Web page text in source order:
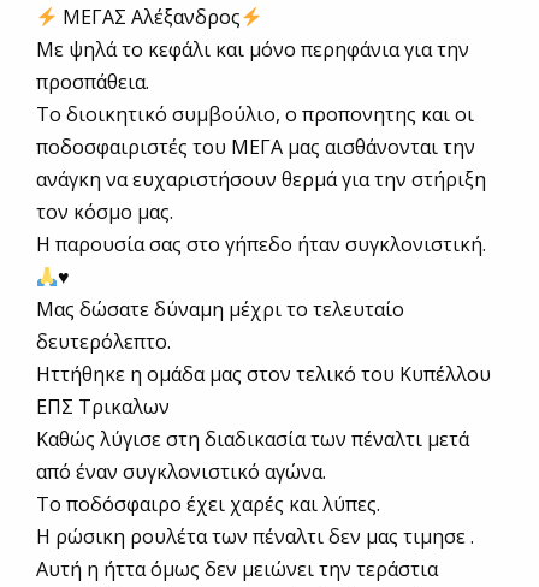
ΜΕΓΑΣ Αλέξανδρος
Με ψηλά το κεφάλι και μόνο περηφάνια για την
προσπάθεια.
Το διοικητικό συμβούλιο, ο προπονητης και οι
ποδοσφαιριστές του ΜΕΓΑ μας αισθάνονται την
ανάγκη να ευχαριστήσουν θερμά για την στήριξη
τον κόσμο μας.
Η παρουσία σας στο γήπεδο ήταν συγκλονιστική.
♥️
Μας δώσατε δύναμη μέχρι το τελευταίο
δευτερόλεπτο.
Ηττήθηκε η ομάδα μας στον τελικό του Κυπέλλου
ΕΠΣ Τρικαλων
Καθώς λύγισε στη διαδικασία των πέναλτι μετά
από έναν συγκλονιστικό αγώνα.
Το ποδόσφαιρο έχει χαρές και λύπες.
Η ρώσικη ρουλέτα των πέναλτι δεν μας τιμησε .
Αυτή η ήττα όμως δεν μειώνει την τεράστια